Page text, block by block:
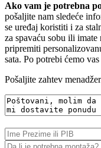
Ako vam je potrebna
pošaljite nam sledeće
se uređaj koristiti i za
za spavaću sobu ili imate
pripremiti
sata. Po potrebi ćemo
Pošaljite zahtev